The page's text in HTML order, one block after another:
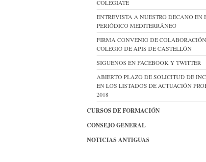
COLEGIATE
ENTREVISTA A NUESTRO DECANO EN
PERIÓDICO MEDITERRÁNEO
FIRMA CONVENIO DE
COLEGIO DE APIS DE CASTELLÓN
SIGUENOS EN FACEBOOK Y TWITTER
ABIERTO PLAZO DE SOLICITUD DE
EN LOS LISTADOS DE ACTUACIÓN
2018
CURSOS DE FORMACIÓN
CONSEJO GENERAL
NOTICIAS ANTIGUAS